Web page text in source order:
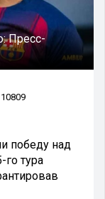
Пресс-
10809
победу над
тура